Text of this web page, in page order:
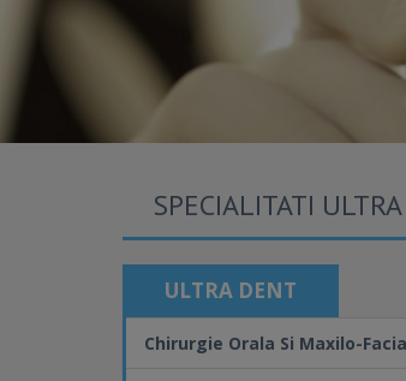
SPECIALITATI
ULTRA DENT
Chirurgie Orala Si Maxilo-